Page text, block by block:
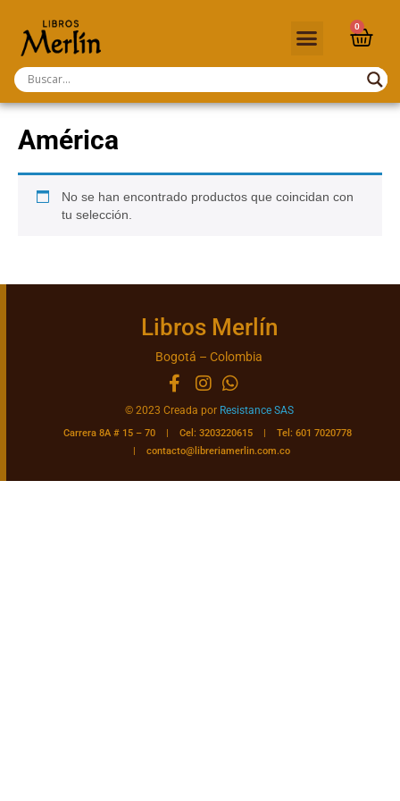
0
América
No se han encontrado productos que coincidan con
tu selección.
Libros Merlín
Bogotá – Colombia
© 2023 Creada por Resistance SAS
Carrera 8A # 15 – 70 | Cel: 3203220615 | Tel: 601 7020778
|contacto@libreriamerlin.com.co